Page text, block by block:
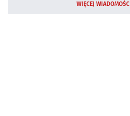
WIĘCEJ WIADOMOŚCI